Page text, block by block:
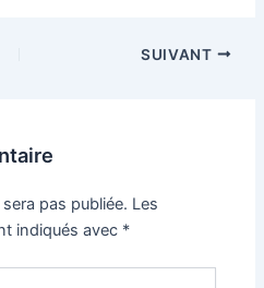
SUIVANT
pas publiée. Les
indiqués avec *